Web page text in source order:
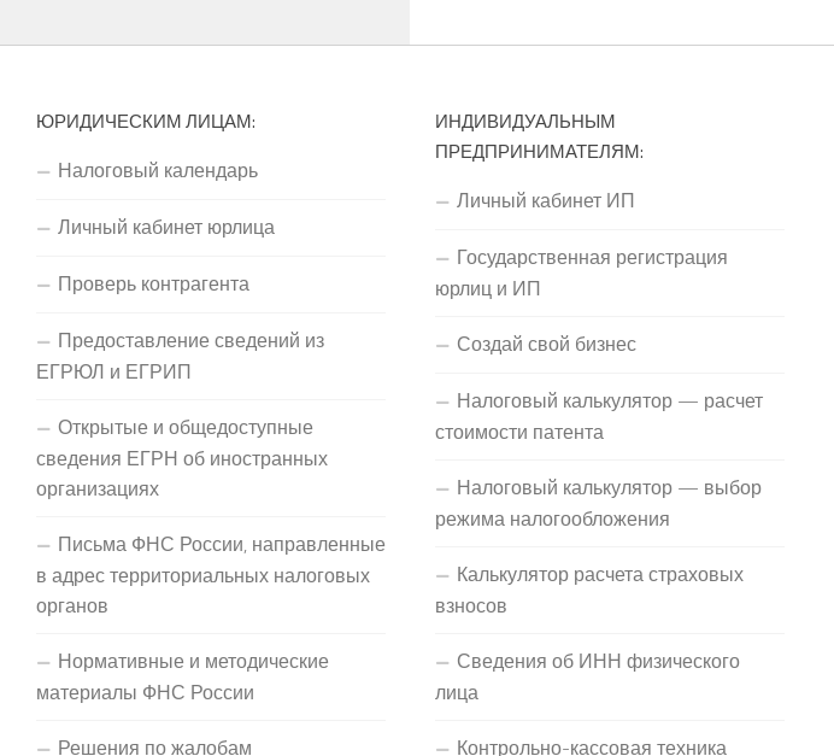
ЮРИДИЧЕСКИМ ЛИЦАМ:
Налоговый календарь
Личный кабинет юрлица
Проверь контрагента
Предоставление сведений из
ЕГРЮЛ и ЕГРИП
Открытые и общедоступные
сведения ЕГРН об иностранных
организациях
Письма ФНС России, направленные
в адрес территориальных налоговых
органов
Нормативные и методические
материалы ФНС России
Решения по жалобам
ИНДИВИДУАЛЬНЫМ
ПРЕДПРИНИМАТЕЛЯМ:
Личный кабинет ИП
Государственная регистрация
юрлиц и ИП
Создай свой бизнес
Налоговый калькулятор — расчет
стоимости патента
Налоговый калькулятор — выбор
режима налогообложения
Калькулятор расчета страховых
взносов
Сведения об ИНН физического
лица
Контрольно-кассовая техника